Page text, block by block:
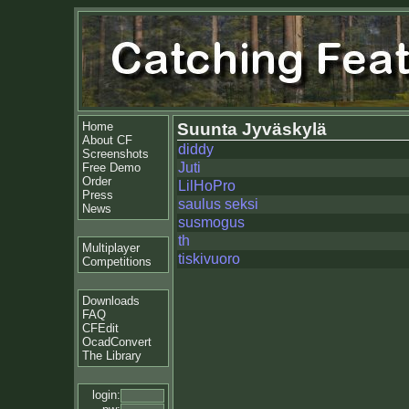
Home
About CF
Screenshots
Free Demo
Order
Press
News
Multiplayer
Competitions
Downloads
FAQ
CFEdit
OcadConvert
The Library
login:
Suunta Jyväskylä
diddy
Juti
LilHoPro
saulus seksi
susmogus
th
tiskivuoro